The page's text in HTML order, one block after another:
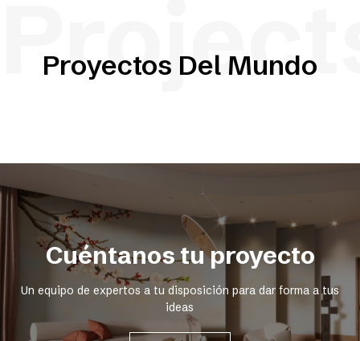
Proyectos Del Mundo
Cuéntanos tu proyecto
Un equipo de expertos a tu disposición para dar forma a tus
ideas